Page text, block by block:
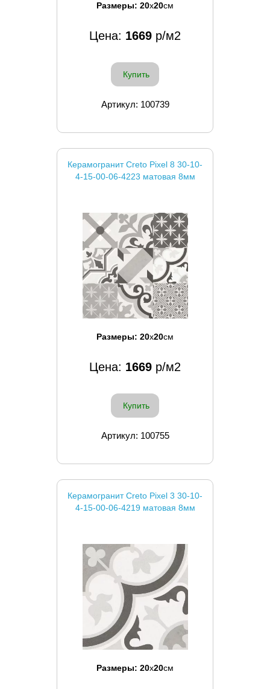
Размеры: 20x20см
Цена: 1669 р/м2
Купить
Артикул: 100739
Керамогранит Creto Pixel 8 30-10-
4-15-00-06-4223 матовая 8мм
Размеры: 20x20см
Цена: 1669 р/м2
Купить
Артикул: 100755
Керамогранит Creto Pixel 3 30-10-
4-15-00-06-4219 матовая 8мм
Размеры: 20x20см